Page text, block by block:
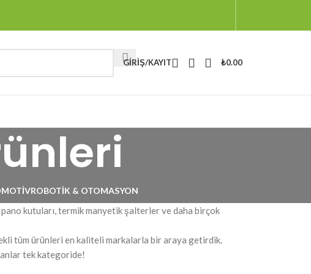
GIRIŞ/KAYIT ₺0.00
ROBOTIK & OTOMASYON
kutuları, termik manyetik şalterler ve daha birçok
tüm ürünleri en kaliteli markalarla bir araya getirdik.
tek kategoride!